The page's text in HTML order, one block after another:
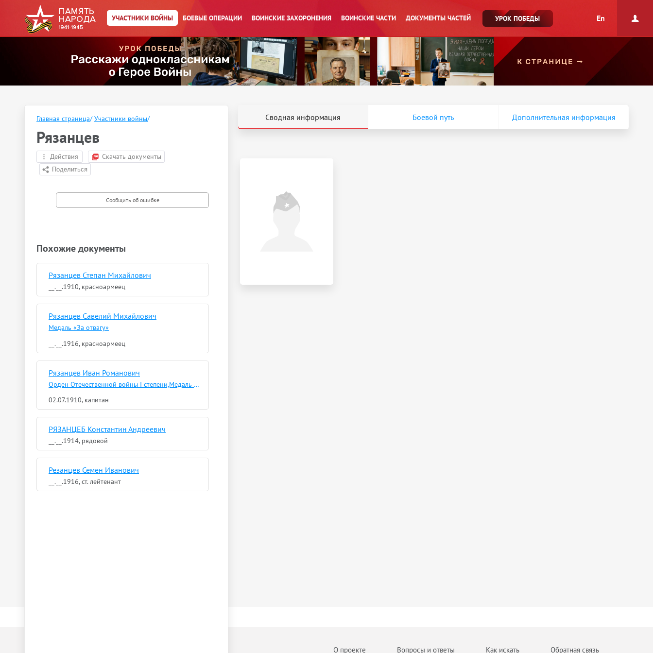
УЧАСТНИКИ ВОЙНЫ БОЕВЫЕ ОПЕРАЦИИ ВОИНСКИЕ ЗАХОРОНЕНИЯ ВОИНСКИЕ ЧАСТИ ДОКУМЕНТЫ ЧАСТЕЙ УРОК ПОБЕДЫ En
Главная страница/ Участники войны/
Рязанцев
Действия Скачать документы
Похожие документы
Рязанцев Степан Михайлович
__.__.1910, красноармеец
Рязанцев Савелий Михайлович
Медаль «За отвагу»
__.__.1916, красноармеец
Рязанцев Иван Романович
Орден Отечественной войны I степени,Медаль «За отвагу»,Медаль «За оборону Ленинграда»,Медаль «За победу над Германией в Великой Отечественной войне 1941–1945 гг.»
02.07.1910, капитан
РЯЗАНЦЕБ Константин Андреевич
__.__.1914, рядовой
Резанцев Семен Иванович
__.__.1916, ст. лейтенант
Сводная информация Боевой путь Дополнительная информация
О проекте Вопросы и ответы Как искать Обратная связь